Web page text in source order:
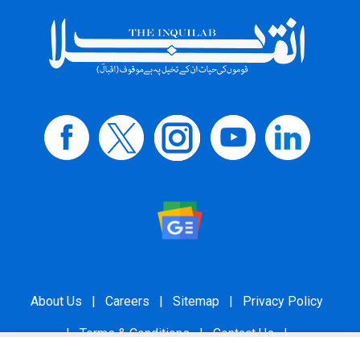
About Us | Careers | Sitemap | Privacy Policy
| Terms & Conditions | Contact Us |